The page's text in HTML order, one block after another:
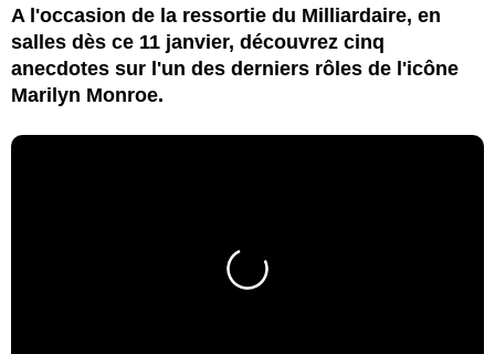
A l'occasion de la ressortie du Milliardaire, en
salles dès ce 11 janvier, découvrez cinq
anecdotes sur l'un des derniers rôles de l'icône
Marilyn Monroe.